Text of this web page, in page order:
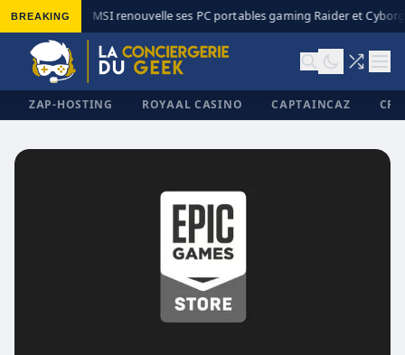
BREAKING MSI renouvelle ses PC portables gaming Raider et
ZAP-HOSTING ROYAAL CASINO CAPTAINCAZ